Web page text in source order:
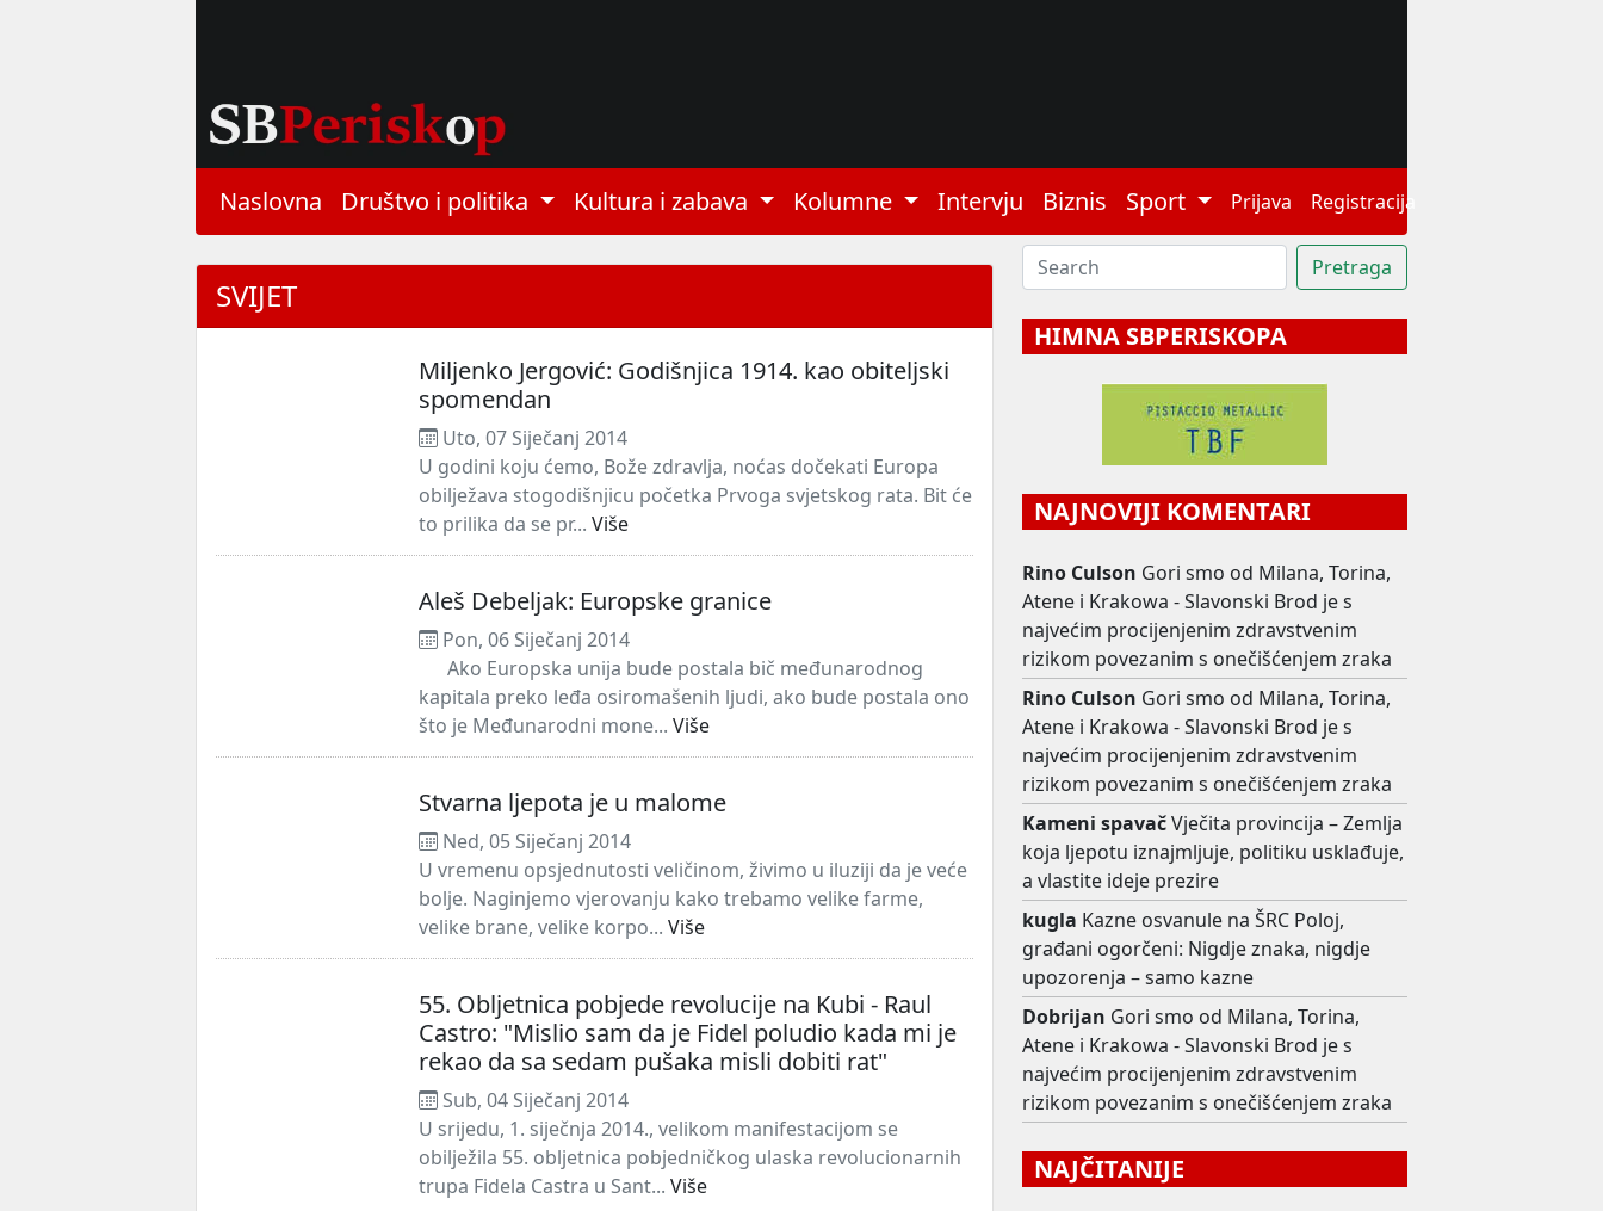
Naslovna Društvo i politika Kultura i zabava Kolumne Intervju Biznis Sport Prijava Registracija
SVIJET
Miljenko Jergović: Godišnjica 1914. kao obiteljski
spomendan
Uto, 07 Siječanj 2014
U godini koju ćemo, Bože zdravlja, noćas dočekati Europa
obilježava stogodišnjicu početka Prvoga svjetskog rata. Bit će
to prilika da se pr... Više
Aleš Debeljak: Europske granice
Pon, 06 Siječanj 2014
Ako Europska unija bude postala bič međunarodnog
kapitala preko leđa osiromašenih ljudi, ako bude postala ono
što je Međunarodni mone... Više
Stvarna ljepota je u malome
Ned, 05 Siječanj 2014
U vremenu opsjednutosti veličinom, živimo u iluziji da je veće
bolje. Naginjemo vjerovanju kako trebamo velike farme,
velike brane, velike korpo... Više
55. Obljetnica pobjede revolucije na Kubi - Raul
Castro: "Mislio sam da je Fidel poludio kada mi je
rekao da sa sedam pušaka misli dobiti rat"
Sub, 04 Siječanj 2014
U srijedu, 1. siječnja 2014., velikom manifestacijom se
obilježila 55. obljetnica pobjedničkog ulaska revolucionarnih
trupa Fidela Castra u Sant... Više
HIMNA SBPERISKOPA
NAJNOVIJI KOMENTARI
Rino Culson Gori smo od Milana, Torina,
Atene i Krakowa - Slavonski Brod je s
najvećim procijenjenim zdravstvenim
rizikom povezanim s onečišćenjem zraka
Rino Culson Gori smo od Milana, Torina,
Atene i Krakowa - Slavonski Brod je s
najvećim procijenjenim zdravstvenim
rizikom povezanim s onečišćenjem zraka
Kameni spavačVječita provincija – Zemlja
koja ljepotu iznajmljuje, politiku usklađuje,
a vlastite ideje prezire
kugla Kazne osvanule na ŠRC Poloj,
građani ogorčeni: Nigdje znaka, nigdje
upozorenja – samo kazne
Dobrijan Gori smo od Milana, Torina,
Atene i Krakowa - Slavonski Brod je s
najvećim procijenjenim zdravstvenim
rizikom povezanim s onečišćenjem zraka
NAJČITANIJE